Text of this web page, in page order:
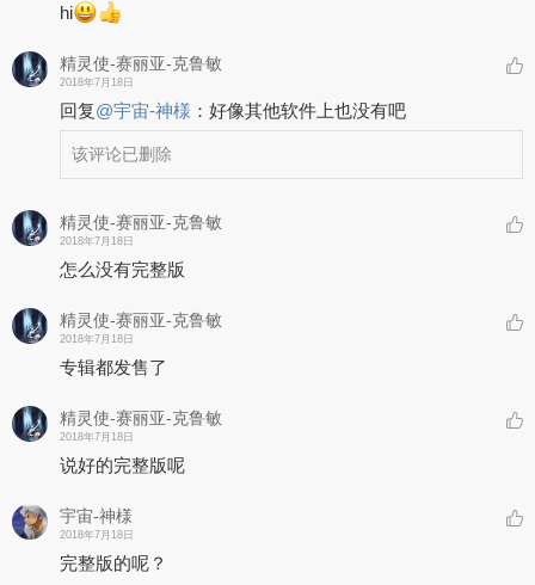
hi
精灵使-赛丽亚-克鲁敏
2018年7月18日
回复@宇宙-神様 ： 好像其他软件上也没有吧
该评论已删除
精灵使-赛丽亚-克鲁敏
2018年7月18日
怎么没有完整版
精灵使-赛丽亚-克鲁敏
2018年7月18日
专辑都发售了
精灵使-赛丽亚-克鲁敏
2018年7月18日
说好的完整版呢
宇宙-神様
2018年7月18日
完整版的呢？